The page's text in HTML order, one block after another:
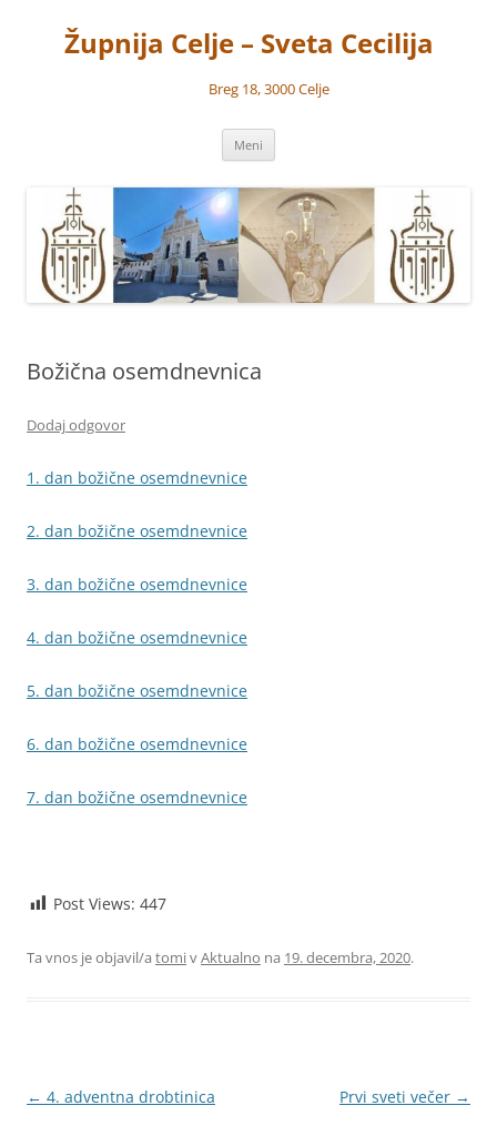
vsebinoŽupnija Celje – Sveta Cecilija
Breg 18, 3000 Celje
Meni
Božična osemdnevnica
Dodaj odgovor
1. dan božične osemdnevnice
2. dan božične osemdnevnice
3. dan božične osemdnevnice
4. dan božične osemdnevnice
5. dan božične osemdnevnice
6. dan božične osemdnevnice
7. dan božične osemdnevnice
Post Views: 447
Ta vnos je objavil/a tomivAktualno na 19. decembra, 2020.
Krmarjenje
← 4. adventna drobtinica Prvi sveti večer →